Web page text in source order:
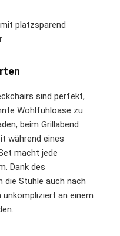
platzsparend
sind perfekt,
Wohlfühloase zu
beim Grillabend
während eines
macht jede
Dank des
Stühle auch nach
unkompliziert an einem